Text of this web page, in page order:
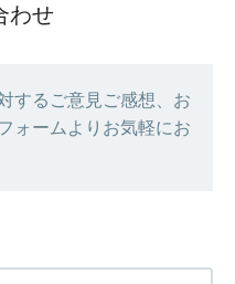
わせ
するご意見ご感想、お
ォームよりお気軽にお